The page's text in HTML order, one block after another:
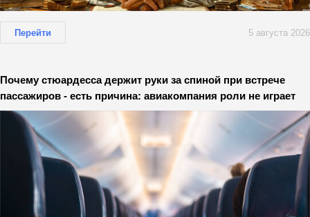
Перейти 5 августа 2026
Почему стюардесса держит руки за спиной при встрече
пассажиров - есть причина: авиакомпания роли не играет